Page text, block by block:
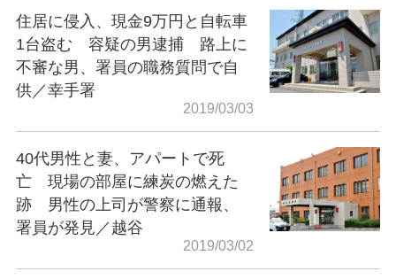
住居に侵入、現金9万円と自転車
1台盗む 容疑の男逮捕 路上に
不審な男、署員の職務質問で自
供／幸手署
2019/03/03
40代男性と妻、アパートで死
亡 現場の部屋に練炭の燃えた
跡 男性の上司が警察に通報、
署員が発見／越谷
2019/03/02